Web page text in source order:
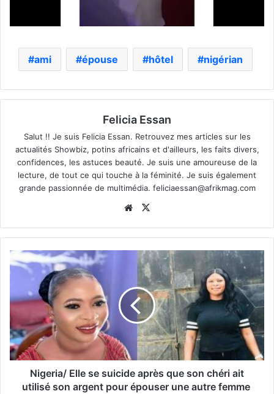
ami épouse hôtel nigérian
Felicia Essan
Salut !! Je suis Felicia Essan. Retrouvez mes articles sur les
actualités Showbiz, potins africains et d'ailleurs, les faits divers,
confidences, les astuces beauté. Je suis une amoureuse de la
lecture, de tout ce qui touche à la féminité. Je suis également
grande passionnée de multimédia. feliciaessan@afrikmag.com
Website
Nigeria/ Elle se suicide après que son chéri ait
utilisé son argent pour épouser une autre femme